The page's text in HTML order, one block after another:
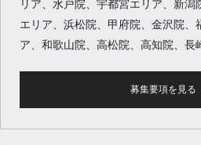
リア、水戸院、宇都宮エリア、新
エリア、浜松院、甲府院、金沢院、
ア、和歌山院、高松院、高知院、長
募集要項を見る